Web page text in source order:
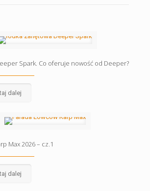
Spark. Co oferuje nowość od Deeper?
dalej
Max 2026 – cz.1
dalej